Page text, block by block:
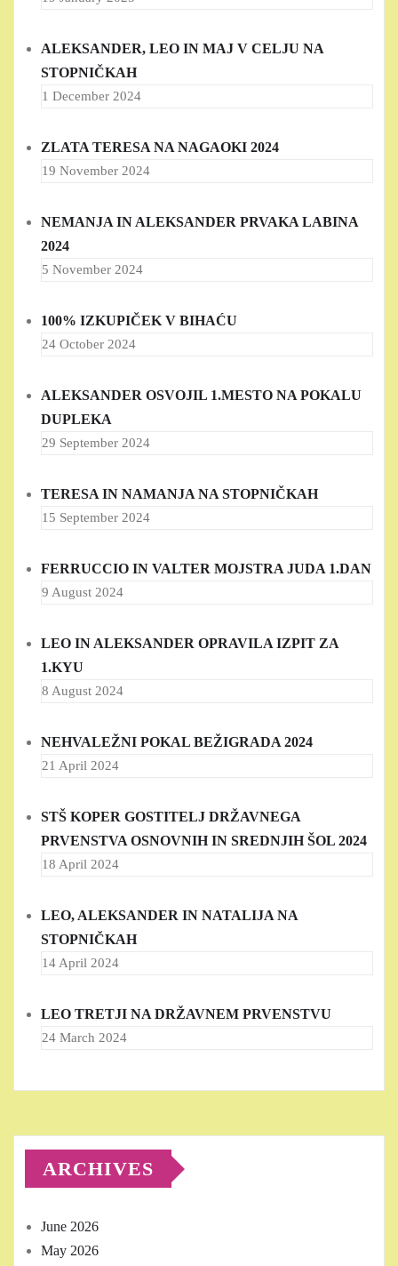
ALEKSANDER, LEO IN MAJ V CELJU NA
STOPNIČKAH
1 December 2024
ZLATA TERESA NA NAGAOKI 2024
19 November 2024
NEMANJA IN ALEKSANDER PRVAKA LABINA
2024
5 November 2024
100% IZKUPIČEK V BIHAĆU
24 October 2024
ALEKSANDER OSVOJIL 1.MESTO NA POKALU
DUPLEKA
29 September 2024
TERESA IN NAMANJA NA STOPNIČKAH
15 September 2024
FERRUCCIO IN VALTER MOJSTRA JUDA 1.DAN
9 August 2024
LEO IN ALEKSANDER OPRAVILA IZPIT ZA
1.KYU
8 August 2024
NEHVALEŽNI POKAL BEŽIGRADA 2024
21 April 2024
STŠ KOPER GOSTITELJ DRŽAVNEGA
PRVENSTVA OSNOVNIH IN SREDNJIH ŠOL 2024
18 April 2024
LEO, ALEKSANDER IN NATALIJA NA
STOPNIČKAH
14 April 2024
LEO TRETJI NA DRŽAVNEM PRVENSTVU
24 March 2024
ARCHIVES
June 2026
May 2026